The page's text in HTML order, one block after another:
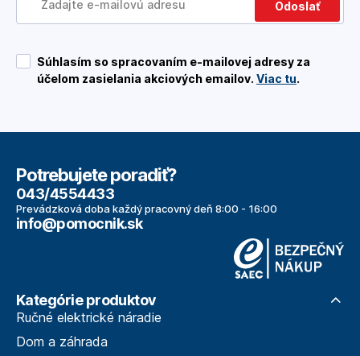
Odoslať
Súhlasím so spracovaním e-mailovej adresy za
účelom zasielania akciových emailov. Viac tu.
Potrebujete poradiť?
043/4554433
Prevádzková doba každý pracovný deň 8:00 - 16:00
info@pomocnik.sk
Kategórie produktov
Ručné elektrické náradie
Dom a záhrada